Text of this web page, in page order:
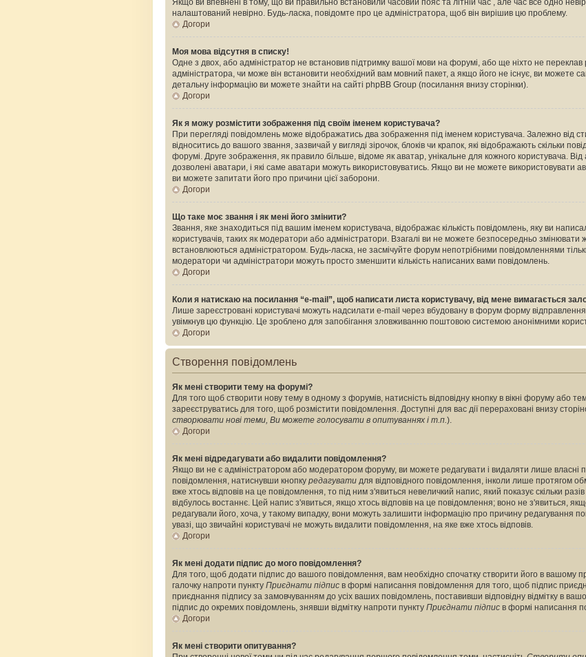
Якщо ви впевнені в тому, що ви правильно встановили часовий пояс та літній час , але час все одно
налаштований невірно. Будь-ласка, повідомте про це адміністратора, щоб він вирішив цю проблему.
Догори
Моя мова відсутня в списку!
Одне з двох, або адміністратор не встановив підтримку вашої мови на форумі, або ще ніхто не
адміністратора, чи може він встановити необхідний вам мовний пакет, а якщо його не існує, ви можете
детальну інформацію ви можете знайти на сайті phpBB Group (посилання внизу сторінки).
Догори
Як я можу розмістити зображення під своїм іменем користувача?
При перегляді повідомлень може відображатись два зображення під іменем користувача. Залежно
відноситись до вашого звання, зазвичай у вигляді зірочок, блоків чи крапок, які відображають скільки
форумі. Друге зображення, як правило більше, відоме як аватар, унікальне для кожного користувача.
дозволені аватари, і які саме аватари можуть використовуватись. Якщо ви не можете використовувати
ви можете запитати його про причини цієї заборони.
Догори
Що таке моє звання і як мені його змінити?
Звання, яке знаходиться під вашим іменем користувача, відображає кількість повідомлень, яку ви
користувачів, таких як модератори або адміністратори. Взагалі ви не можете безпосередньо змінювати
встановлюються адміністратором. Будь-ласка, не засмічуйте форум непотрібними повідомленнями
модератори чи адміністратори можуть просто зменшити кількість написаних вами повідомлень.
Догори
Коли я натискаю на посилання “e-mail”, щоб написати листа користувачу, від мене вимагається
Лише зареєстровані користувачі можуть надсилати e-mail через вбудовану в форум форму
увімкнув цю функцію. Це зроблено для запобігання зловживанню поштовою системою анонімними
Догори
Створення повідомлень
Як мені створити тему на форумі?
Для того щоб створити нову тему в одному з форумів, натисність відповідну кнопку в вікні форуму або
зареєструватись для того, щоб розмістити повідомлення. Доступні для вас дії перераховані внизу
створювати нові теми, Ви можете голосувати в опитуваннях і т.п.).
Догори
Як мені відредагувати або видалити повідомлення?
Якщо ви не є адміністратором або модератором форуму, ви можете редагувати і видаляти лише власні
повідомлення, натиснувши кнопку редагувати для відповідного повідомлення, інколи лише протягом
вже хтось відповів на це повідомлення, то під ним з'явиться невеличкий напис, який показує скільки
відбулось востаннє. Цей напис з'явиться, якщо хтось відповів на це повідомлення; воно не з'явиться,
редагували його, хоча, у такому випадку, вони можуть залишити інформацію про причину редагування
увазі, що звичайні користувачі не можуть видалити повідомлення, на яке вже хтось відповів.
Догори
Як мені додати підпис до мого повідомлення?
Для того, щоб додати підпис до вашого повідомлення, вам необхідно спочатку створити його в вашому
галочку напроти пункту Приєднати підпис в формі написання повідомлення для того, щоб підпис
приєднання підпису за замовчуванням до усіх ваших повідомлень, поставивши відповідну відмітку в
підпис до окремих повідомлень, знявши відмітку напроти пункту Приєднати підпис в формі написання
Догори
Як мені створити опитування?